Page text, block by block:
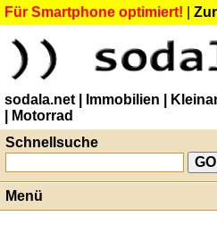
Für Smartphone optimiert!
sodala.net | Immobilien |
| Motorrad
Schnellsuche
Menü